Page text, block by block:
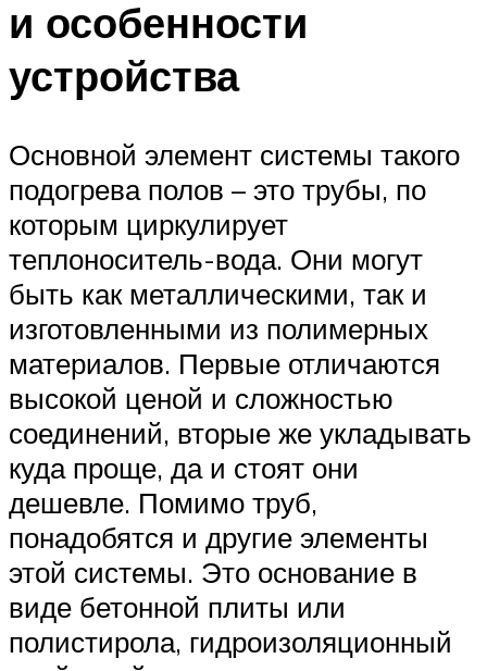
и особенности
устройства
Основной элемент системы такого
подогрева полов – это трубы, по
которым циркулирует
теплоноситель-вода. Они могут
быть как металлическими, так и
изготовленными из полимерных
материалов. Первые отличаются
высокой ценой и сложностью
соединений, вторые же укладывать
куда проще, да и стоят они
дешевле. Помимо труб,
понадобятся и другие элементы
этой системы. Это основание в
виде бетонной плиты или
полистирола, гидроизоляционный